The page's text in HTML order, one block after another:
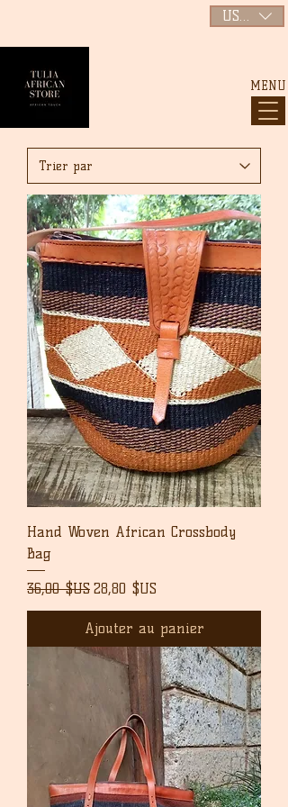
MENU
USD ($)
Hand Woven African Crossbody
Bag
Prix original
36,00 $US Prix promotionnel
28,80 $US
Ajouter au panier